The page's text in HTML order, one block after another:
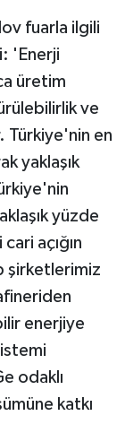
fuarla ilgili
'Enerji
üretim
ve
Türkiye'nin en
yaklaşık
yüzde
açığın
şirketlerimiz
enerjiye
odaklı
katkı